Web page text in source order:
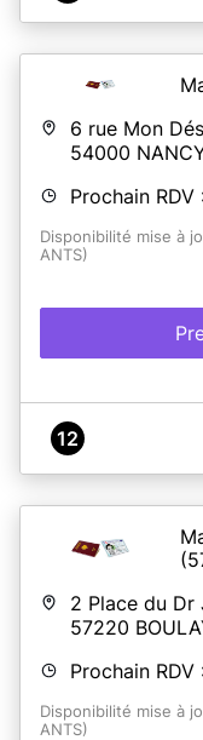
6 rue Mon
54000
Prochain RDV
Disponibilité mise à
ANTS)
12
2 Place du Dr
57220
Prochain RDV
Disponibilité mise à
ANTS)